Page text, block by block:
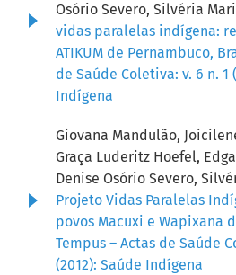
Osório Severo, Silvéria
vidas paralelas indígena:
ATIKUM de Pernambuco,
de Saúde Coletiva: v. 6 n. 1
Indígena
Giovana Mandulão,
Graça Luderitz Hoefel,
Denise Osório Severo,
Projeto Vidas Paralelas
povos Macuxi e Wapixana
Tempus – Actas de Saúde
(2012): Saúde Indígena